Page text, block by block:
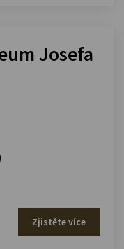
Josefa
Zjistěte více